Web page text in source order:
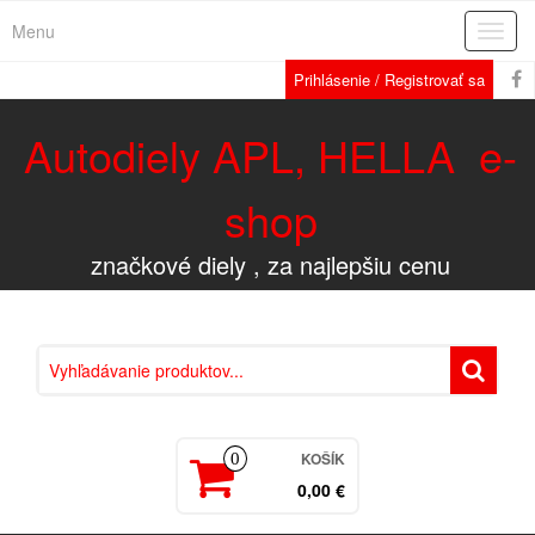
Menu
Prihlásenie / Registrovať sa
Autodiely APL, HELLA e-
shop
značkové diely , za najlepšiu cenu
0 KOŠÍK
0,00 €